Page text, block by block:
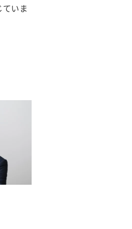
いま